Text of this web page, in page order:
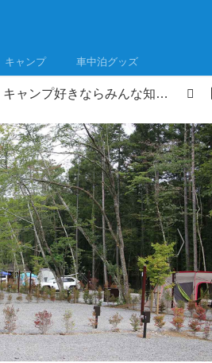
キャンプ 車中泊グッズ
キャンプ好きならみんな知ってる！あの「キャンプ・アンド・キャビンズ」が山中湖に誕生！